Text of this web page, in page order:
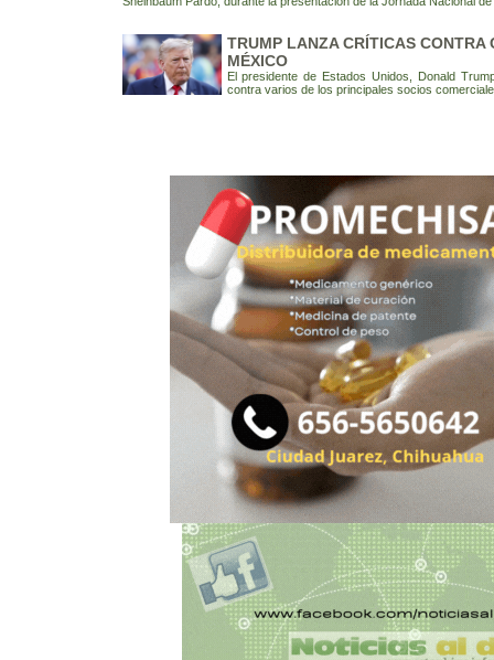
TRUMP LANZA CRÍTICAS CONTRA
MÉXICO
El presidente de Estados Unidos, Donald
contra varios de los principales socios